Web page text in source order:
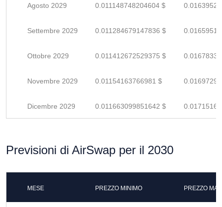
Agosto 2029 0.011148748204604 $
Settembre 2029 0.011284679147836 $
Ottobre 2029 0.011412672529375 $
Novembre 2029 0.01154163766981 $
Dicembre 2029 0.011663099851642 $
Previsioni di AirSwap per il 2030
MESE PREZZO MINIMO PREZZO